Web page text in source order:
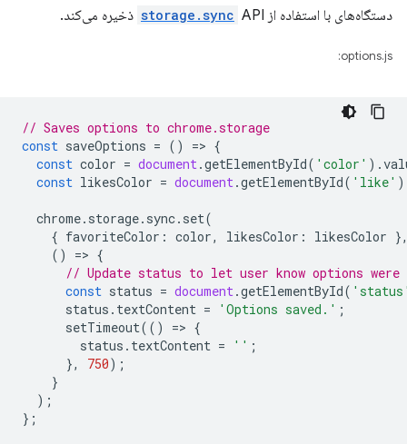
دستگاه‌های با استفاده از
storage.sync API ذخیره می‌کند.
options.js:
// Saves options to chrome.storage
const saveOptions = () => {
const color = document.getElementById( 'color' ).
const likesColor = document.getElementById( 'like'
chrome. storage. sync. set(
{ favoriteColor : color, likesColor : likesColor
()
=> {
// Update status to let user know options were
const status = document.getElementById(
status . textContent = 'Options saved.' ;
setTimeout(() => {
status . textContent = '' ;
},
750);
}
);
};